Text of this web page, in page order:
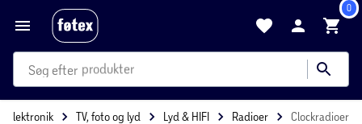
0
produkter
kategorier
mere end 35.000 varer
Elektronik TV, foto og lyd Lyd & HIFI Radioer Clockradioer